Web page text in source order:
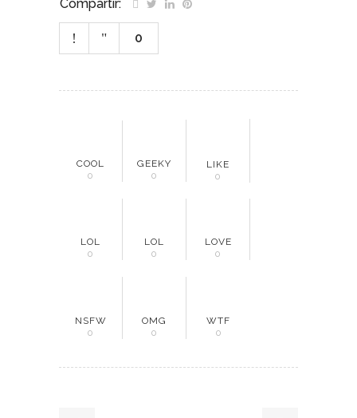
Compartir:
0
COOL
0
GEEKY
0
LIKE
0
LOL
0
LOL
0
LOVE
0
NSFW
0
OMG
0
WTF
0